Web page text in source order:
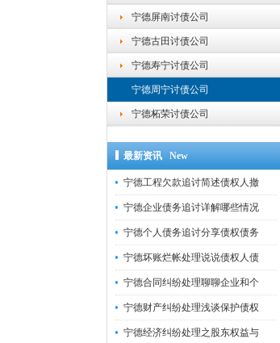
宁德屏南讨债公司
宁德古田讨债公司
宁德寿宁讨债公司
宁德周宁讨债公司
宁德柘荣讨债公司
最新资讯 New
宁德工程欠款追讨简述债权人撤
宁德企业债务追讨详解哪些情况
宁德个人债务追讨分享债权债务
宁德坏账烂帐处理说说债权人债
宁德合同纠纷处理聊聊企业和个
宁德财产纠纷处理浅谈保护债权
宁德经济纠纷处理之股东权益与